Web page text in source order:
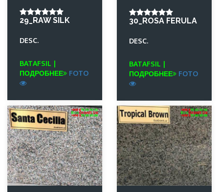
29_RAW SILK
DESC.
BATAFSIL |
ПОДРОБНЕЕ
FOTO
30_ROSA FERULA
DESC.
BATAFSIL |
ПОДРОБНЕЕ
FOTO